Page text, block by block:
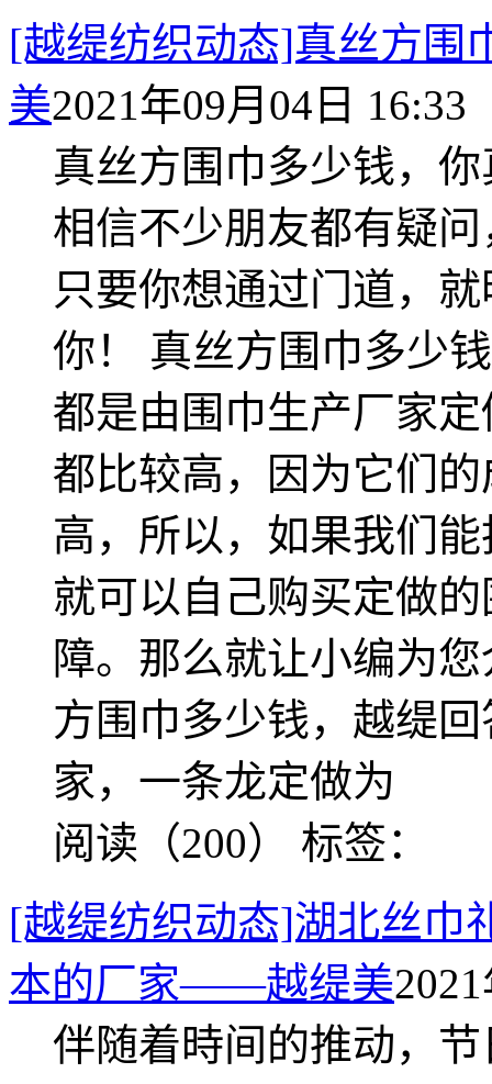
[越缇纺织动态]真丝方
美2021年09月04日 16:33
真丝方围巾多少钱，
相信不少朋友都有疑
只要你想通过门道，
你！ 真丝方围巾多少
都是由围巾生产厂家
都比较高，因为它们
高，所以，如果我们
就可以自己购买定做
障。那么就让小编为
方围巾多少钱，越缇
家，一条龙定做为
阅读（200） 标签：
[越缇纺织动态]湖北丝巾
本的厂家——越缇美
伴随着時间的推动，